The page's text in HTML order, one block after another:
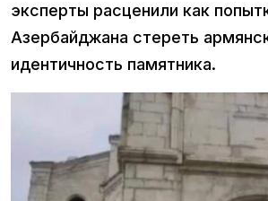
эксперты расценили как
Азербайджана стереть
идентичность памятника.